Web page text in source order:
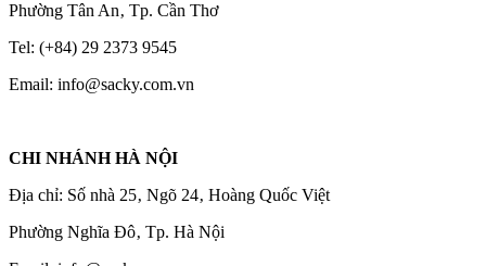
Phường Tân An‚ Tp. Cần Thơ
Tel: (+84) 29 2373 9545
Email: info@sacky.com.vn
CHI NHÁNH HÀ NỘI
Địa chỉ: Số nhà 25‚ Ngõ 24‚ Hoàng Quốc Việt
Phường Nghĩa Đô‚ Tp. Hà Nội